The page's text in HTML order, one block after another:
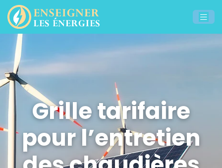
Grille tarifaire
pour l’entretien